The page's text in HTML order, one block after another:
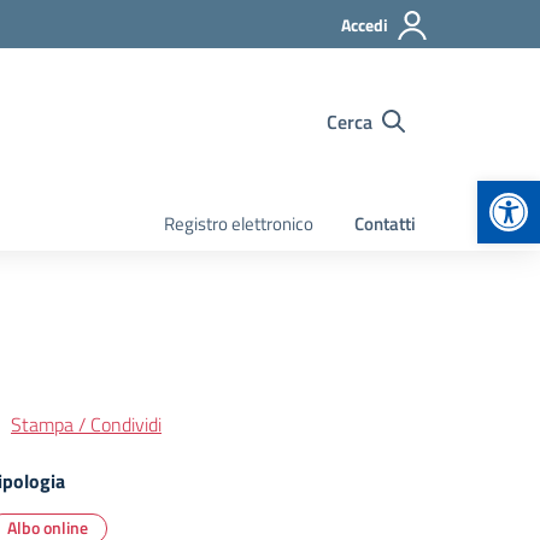
Accedi
Cerca
Registro elettronico Contatti
Stampa / Condividi
Albo online